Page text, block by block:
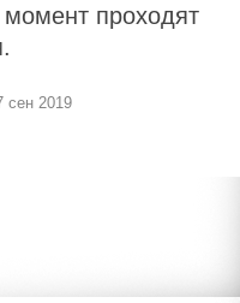
проходят
сен 2019